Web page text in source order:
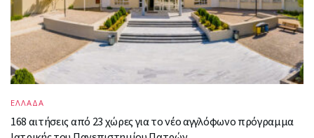
ΕΛΛΑΔΑ
168 αιτήσεις από 23 χώρες για το νέο αγγλόφωνο πρόγραμμα